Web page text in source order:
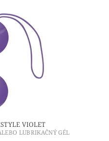
VIOLET
LUBRIKAČNÝ GÉL